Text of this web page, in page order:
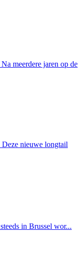
meerdere jaren op de
nieuwe longtail
in Brussel wor...